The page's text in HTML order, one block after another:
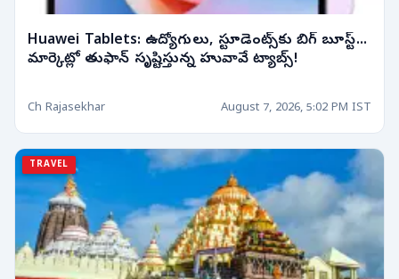
Huawei Tablets: ఉద్యోగులు, స్టూడెంట్స్‌కు బిగ్ బూస్ట్...
మార్కెట్లో తుఫాన్ సృష్టిస్తున్న హువావే ట్యాబ్స్!
Ch Rajasekhar August 7, 2026, 5:02 PM IST
TRAVEL